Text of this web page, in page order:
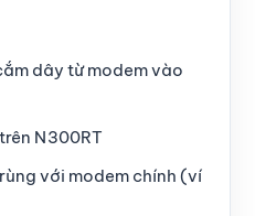
dây từ modem vào
N300RT
với modem chính (ví